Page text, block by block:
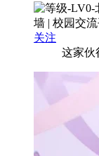
关注
这家伙